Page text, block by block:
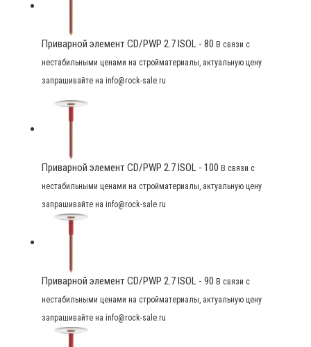
Приварной элемент CD/PWP 2.7 ISOL - 80 В связи с
нестабильными ценами на стройматериалы, актуальную цену
запрашивайте на info@rock-sale.ru
Приварной элемент CD/PWP 2.7 ISOL - 100 В связи с
нестабильными ценами на стройматериалы, актуальную цену
запрашивайте на info@rock-sale.ru
Приварной элемент CD/PWP 2.7 ISOL - 90 В связи с
нестабильными ценами на стройматериалы, актуальную цену
запрашивайте на info@rock-sale.ru